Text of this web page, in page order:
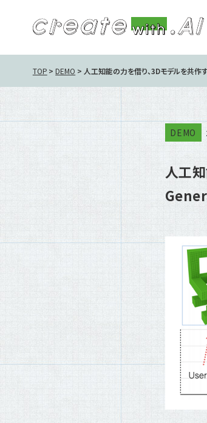
TOP DEMO 人工知能の力を借り、3Dモデルを
DEMO
人工